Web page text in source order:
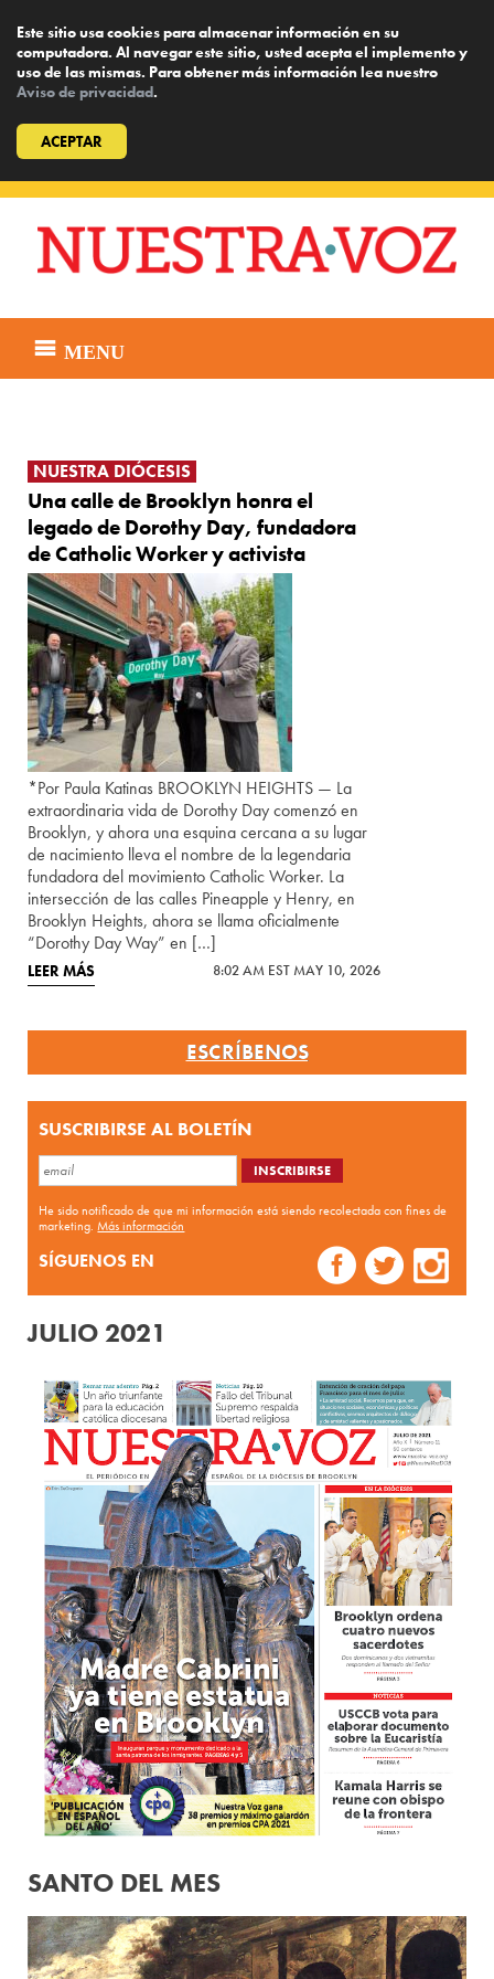
Este sitio usa cookies para almacenar información en su
computadora. Al navegar este sitio, usted acepta el implemento y
uso de las mismas. Para obtener más información lea nuestro
Aviso de privacidad.
ACEPTAR
content
MENU
NUESTRA DIÓCESIS
Una calle de Brooklyn honra el
legado de Dorothy Day, fundadora
de Catholic Worker y activista
*Por Paula Katinas BROOKLYN HEIGHTS — La
extraordinaria vida de Dorothy Day comenzó en
Brooklyn, y ahora una esquina cercana a su lugar
de nacimiento lleva el nombre de la legendaria
fundadora del movimiento Catholic Worker. La
intersección de las calles Pineapple y Henry, en
Brooklyn Heights, ahora se llama oficialmente
“Dorothy Day Way” en […]
LEER MÁS 8:02 AM EST MAY 10, 2026
ESCRÍBENOS
SUSCRIBIRSE AL BOLETÍN
He sido notificado de que mi información está siendo recolectada con fines de
marketing.Más información
SÍGUENOS EN
JULIO 2021
SANTO DEL MES